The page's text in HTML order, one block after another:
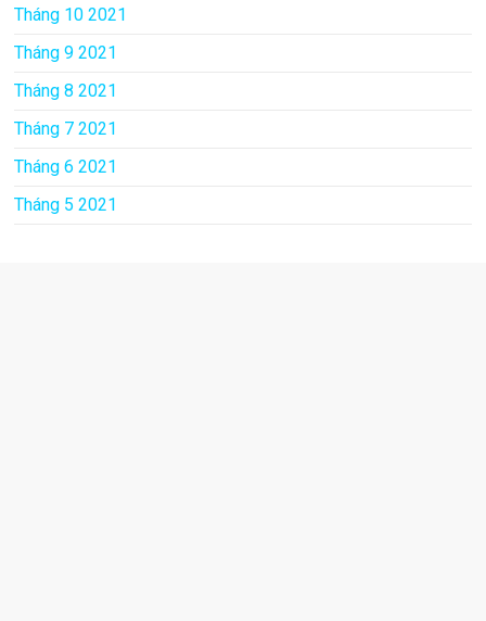
Tháng 10 2021
Tháng 9 2021
Tháng 8 2021
Tháng 7 2021
Tháng 6 2021
Tháng 5 2021